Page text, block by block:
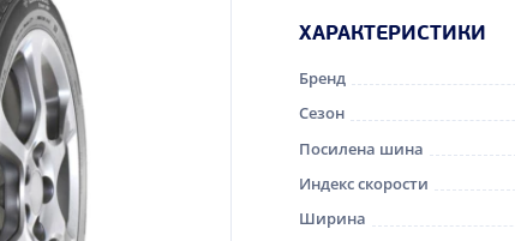
ХАРАКТЕРИСТИКИ
Бренд
Сезон
Посилена шина
Индекс скорости
Ширина